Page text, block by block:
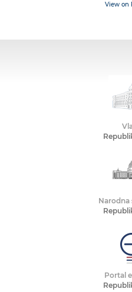
View on
Narodna
Portal